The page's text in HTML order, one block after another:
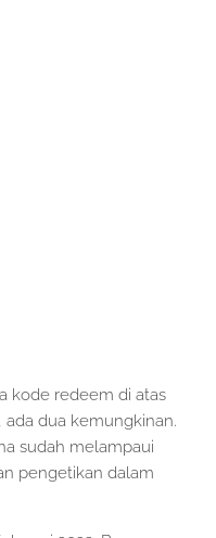
kode redeem di atas
dua kemungkinan.
sudah melampaui
pengetikan dalam